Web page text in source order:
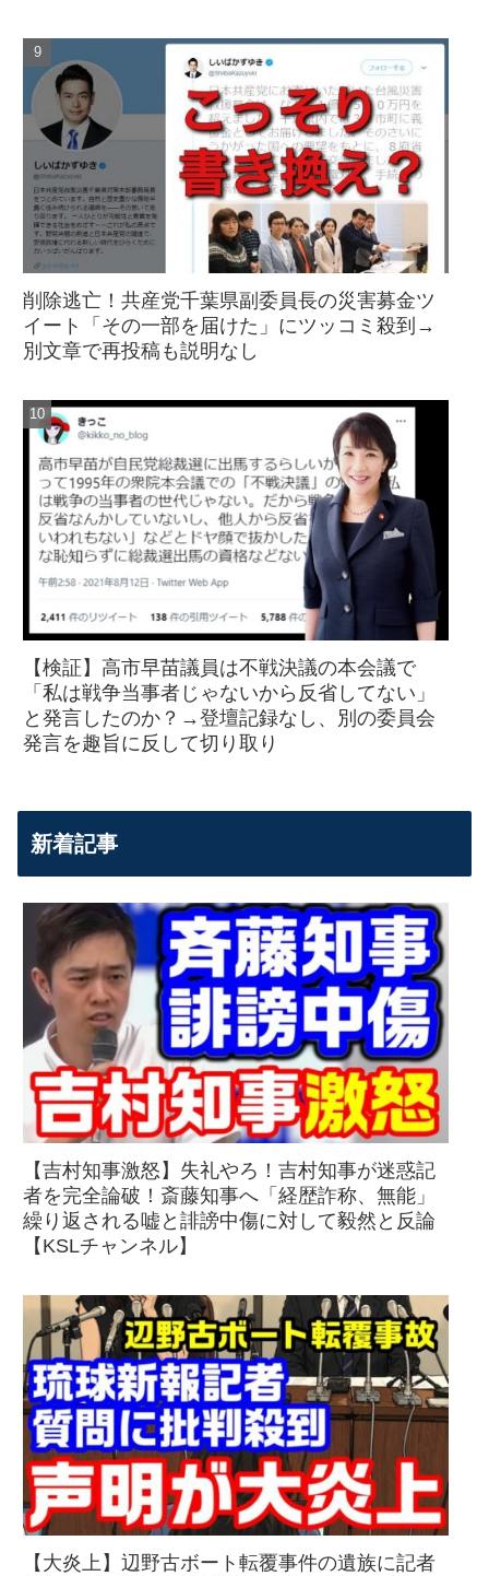
削除逃亡！共産党千葉県副委員長の災害募金ツ
イート「その一部を届けた」にツッコミ殺到→
別文章で再投稿も説明なし
【検証】高市早苗議員は不戦決議の本会議で
「私は戦争当事者じゃないから反省してない」
と発言したのか？→登壇記録なし、別の委員会
発言を趣旨に反して切り取り
新着記事
【吉村知事激怒】失礼やろ！吉村知事が迷惑記
者を完全論破！斎藤知事へ「経歴詐称、無能」
繰り返される嘘と誹謗中傷に対して毅然と反論
【KSLチャンネル】
【大炎上】辺野古ボート転覆事件の遺族に記者